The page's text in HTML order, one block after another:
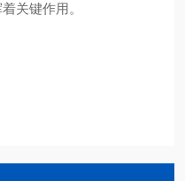
关键作用。